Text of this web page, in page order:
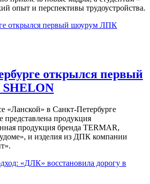
опыт и перспективы трудоустройства.
открылся первый
«Ланской» в Санкт-Петербурге
представлена продукция
продукция бренда TERMAR,
и изделия из ДПК компании